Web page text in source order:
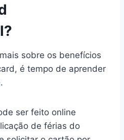
sobre os benefícios
é tempo de aprender
ser feito online
de férias do